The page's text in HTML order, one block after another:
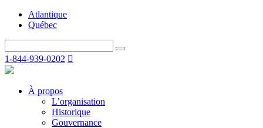
Atlantique
Québec
1-844-939-0202
À propos
L’organisation
Historique
Gouvernance